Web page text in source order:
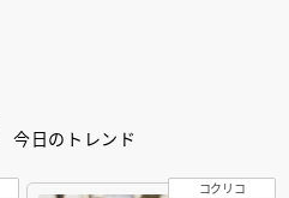
今日のトレンド
コクリコ